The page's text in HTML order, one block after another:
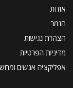
אודות
הנמר
הצהרת נגישות
מדיניות הפרטיות
אפליקציה אנשים